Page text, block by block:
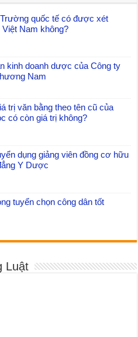
quốc tế có được xét
Nam không?
kinh doanh dược của Công ty
Nam
trị văn bằng theo tên cũ của
có còn giá trị không?
dụng giảng viên đồng cơ hữu
Y Dược
tuyển chọn công dân tốt
Luật